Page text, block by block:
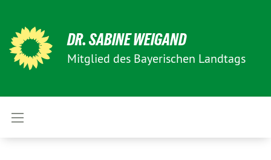
DR. SABINE WEIGAND
Mitglied des Bayerischen Landtags